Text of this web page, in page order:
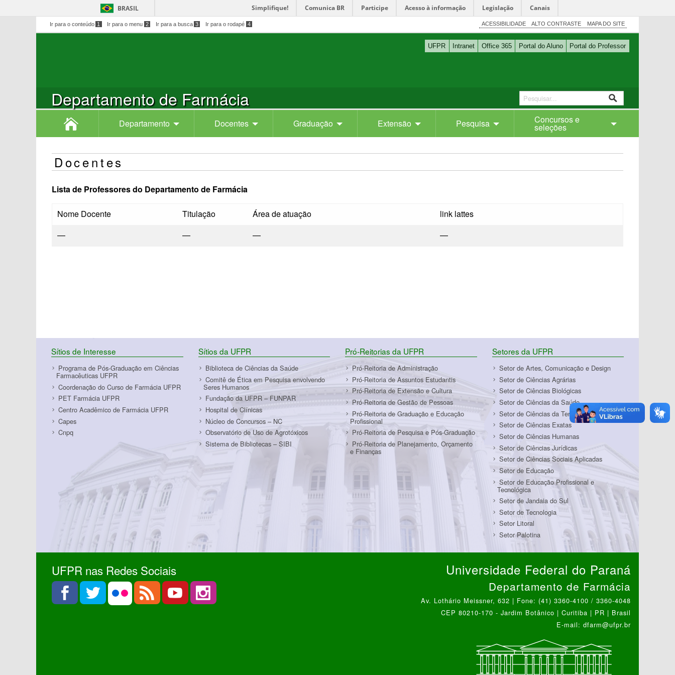
BRASIL Simplifique! Comunica BR Participe Acesso à informação Legislação Canais
Ir para o conteúdo 1 Ir para o menu 2 Ir para a busca 3 Ir para o rodapé 4 ACESSIBILIDADE ALTO CONTRASTE MAPA DO SITE
UFPR Intranet Office 365 Portal do Aluno Portal do Professor
Departamento de Farmácia
Departamento Docentes Graduação Extensão Pesquisa Concursos e
seleções
Docentes
Lista de Professores do Departamento de Farmácia
Nome Docente Titulação Área de atuação
link lattes
—
— — —
Sítios de Interesse
Programa de Pós-Graduação em Ciências
Farmacêuticas UFPR
Coordenação do Curso de Farmácia UFPR
PET Farmácia UFPR
Centro Acadêmico de Farmácia UFPR
Capes
Cnpq
Sítios da UFPR
Biblioteca de Ciências da Saúde
Comitê de Ética em Pesquisa envolvendo
Seres Humanos
Fundação da UFPR – FUNPAR
Hospital de Clínicas
Núcleo de Concursos – NC
Observatório de Uso de Agrotóxicos
Sistema de Bibliotecas – SIBI
Pró-Reitorias da UFPR
Pró-Reitoria de Administração
Pró-Reitoria de Assuntos Estudantis
Pró-Reitoria de Extensão e Cultura
Pró-Reitoria de Gestão de Pessoas
Pró-Reitoria de Graduação e Educação
Profissional
Pró-Reitoria de Pesquisa e Pós-Graduação
Pró-Reitoria de Planejamento, Orçamento
e Finanças
Setores da UFPR
Setor de Artes, Comunicação e Design
Setor de Ciências Agrárias
Setor de Ciências Biológicas
Setor de Ciências da Saúde
Setor de Ciências da Terra
Setor de Ciências Exatas
Setor de Ciências Humanas
Setor de Ciências Jurídicas
Setor de Ciências Sociais Aplicadas
Setor de Educação
Setor de Educação Profissional e
Tecnológica
Setor de Jandaia do Sul
Setor de Tecnologia
Setor Litoral
Setor Palotina
UFPR nas Redes Sociais Universidade Federal do Paraná
Departamento de Farmácia
Av. Lothário Meissner, 632 | Fone: (41) 3360-4100 / 3360-4048
CEP 80210-170 - Jardim Botânico | Curitiba | PR | Brasil
E-mail: dfarm@ufpr.br